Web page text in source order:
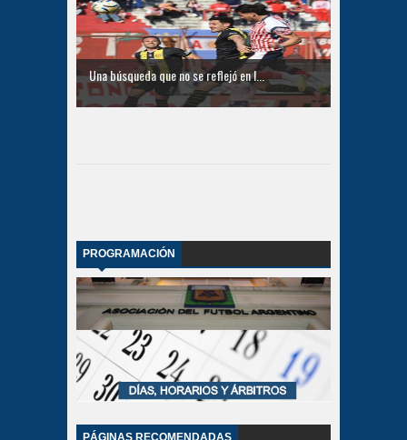
Una búsqueda que no se reflejó en l...
PROGRAMACIÓN
PÁGINAS RECOMENDADAS